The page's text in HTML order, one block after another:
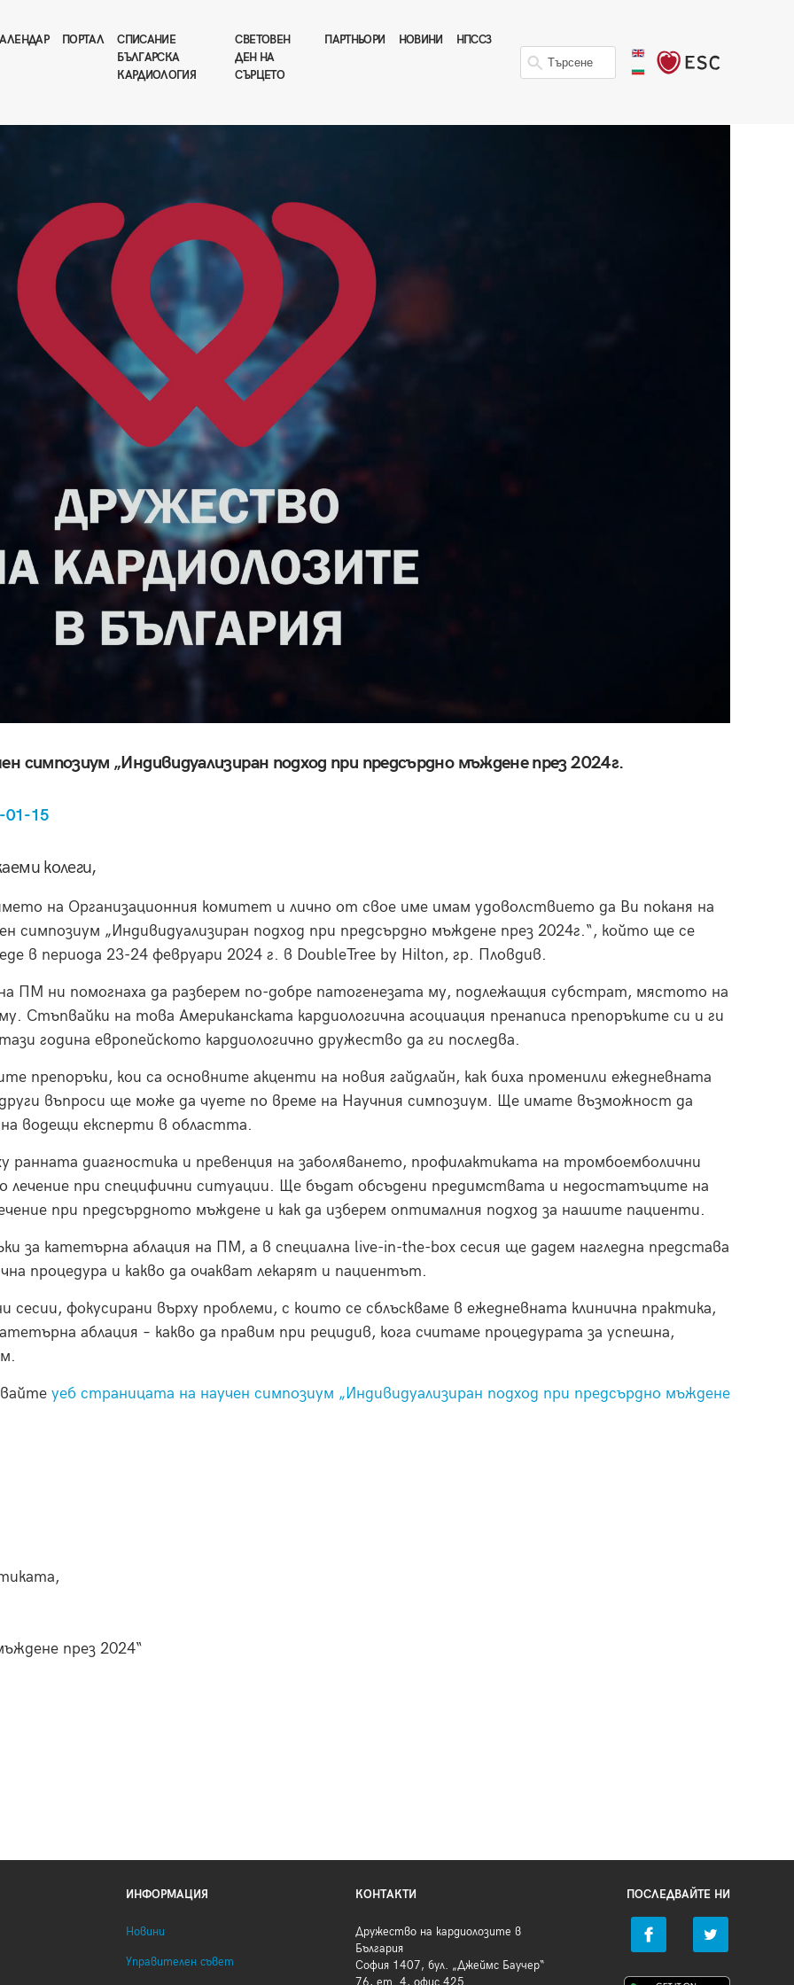
ПОРТАЛ
СПИСАНИЕ
БЪЛГАРСКА
КАРДИОЛОГИЯ
СВЕТОВЕН
ДЕН НА
СЪРЦЕТО
ПАРТНЬОРИ НОВИНИ НПССЗ
симпозиум „Индивидуализиран подход при предсърдно мъждене през 2024г.
01-15
колеги,
на Организационния комитет и лично от свое име имам удоволствието да Ви поканя на
симпозиум „Индивидуализиран подход при предсърдно мъждене през 2024г.“, който ще се
в периода 23-24 февруари 2024 г. в DoubleTree by Hilton, гр. Пловдив.
ПМ ни помогнаха да разберем по-добре патогенезата му, подлежащия субстрат, мястото на
Стъпвайки на това Американската кардиологична асоциация пренаписа препоръките си и ги
година европейското кардиологично дружество да ги последва.
препоръки, кои са основните акценти на новия гайдлайн, как биха променили ежедневната
въпроси ще може да чуете по време на Научния симпозиум. Ще имате възможност да
водещи експерти в областта.
ранната диагностика и превенция на заболяването, профилактиката на тромбоемболични
лечение при специфични ситуации. Ще бъдат обсъдени предимствата и недостатъците на
при предсърдното мъждене и как да изберем оптималния подход за нашите пациенти.
за катетърна аблация на ПМ, a в специална live-in-the-box сесия ще дадем нагледна представа
процедура и какво да очакват лекарят и пациентът.
фокусирани върху проблеми, с които се сблъскваме в ежедневната клинична практика,
аблация – какво да правим при рецидив, кога считаме процедурата за успешна,
уеб страницата на научен симпозиум „Индивидуализиран подход при предсърдно мъждене
през 2024“
ИНФОРМАЦИЯ
Новини
Управителен съвет
КОНТАКТИ
Дружество на кардиолозите в
България
София 1407, бул. „Джеймс Баучер“
76, ет. 4, офис 425
ПОСЛЕДВАЙТЕ НИ